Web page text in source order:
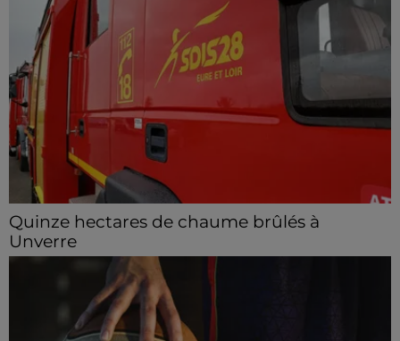
Quinze hectares de chaume brûlés à
Unverre
Deux personnes ont été prises en charge par les
secours après avoir inhalé des fumées.